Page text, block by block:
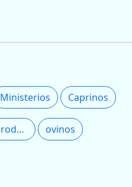
Ministerios Caprinos
Ministerio de Desarrollo Productivo ovinos